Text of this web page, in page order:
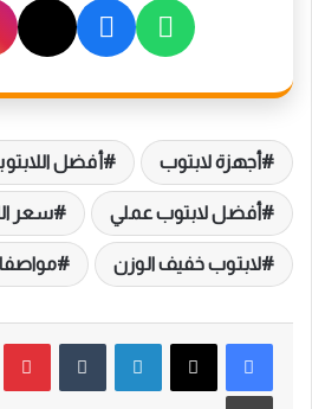
أجهزة لابتوب أفضل
أفضل لابتوب عملي سعر
لابتوب خفيف الوزن
لينكدإن
‏Tumblr
طباعة